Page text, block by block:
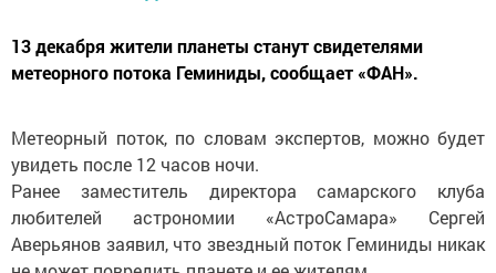
13 декабря жители планеты станут свидетелями
метеорного потока Геминиды, сообщает «ФАН».
Метеорный поток, по словам экспертов, можно будет
увидеть после 12 часов ночи.
Ранее заместитель директора самарского клуба
любителей астрономии «АстроСамара» Сергей
Аверьянов заявил, что звездный поток Геминиды никак